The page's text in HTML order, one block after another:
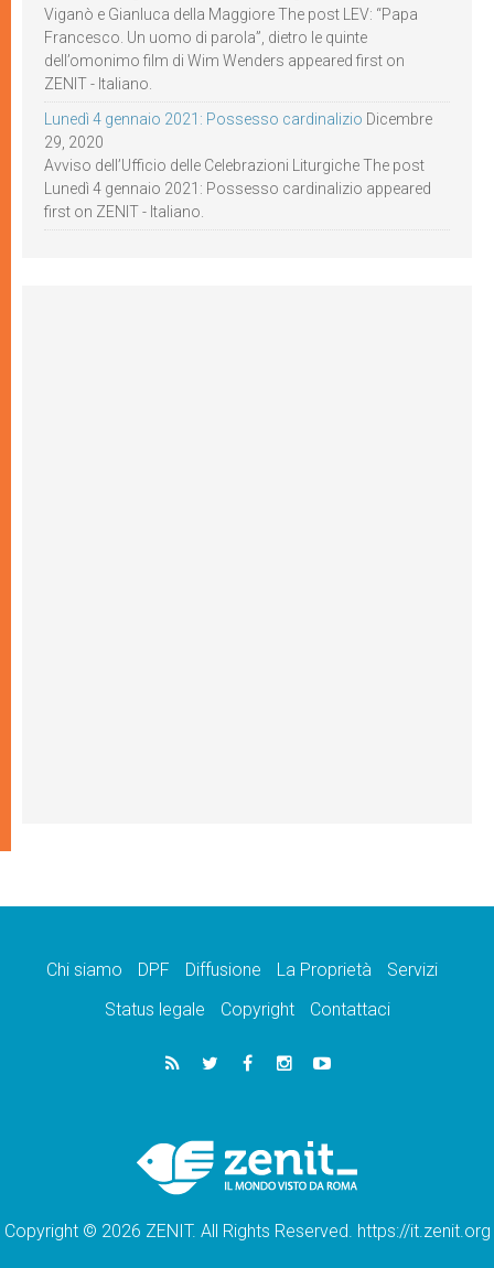
Viganò e Gianluca della Maggiore The post LEV: “Papa
Francesco. Un uomo di parola”, dietro le quinte
dell’omonimo film di Wim Wenders appeared first on
ZENIT - Italiano.
Lunedì 4 gennaio 2021: Possesso cardinalizio Dicembre
29, 2020
Avviso dell’Ufficio delle Celebrazioni Liturgiche The post
Lunedì 4 gennaio 2021: Possesso cardinalizio appeared
first on ZENIT - Italiano.
Chi siamo DPF Diffusione La Proprietà
Servizi
Status legale
Copyright Contattaci
Copyright © 2026 ZENIT. All Rights Reserved. https://it.zenit.org